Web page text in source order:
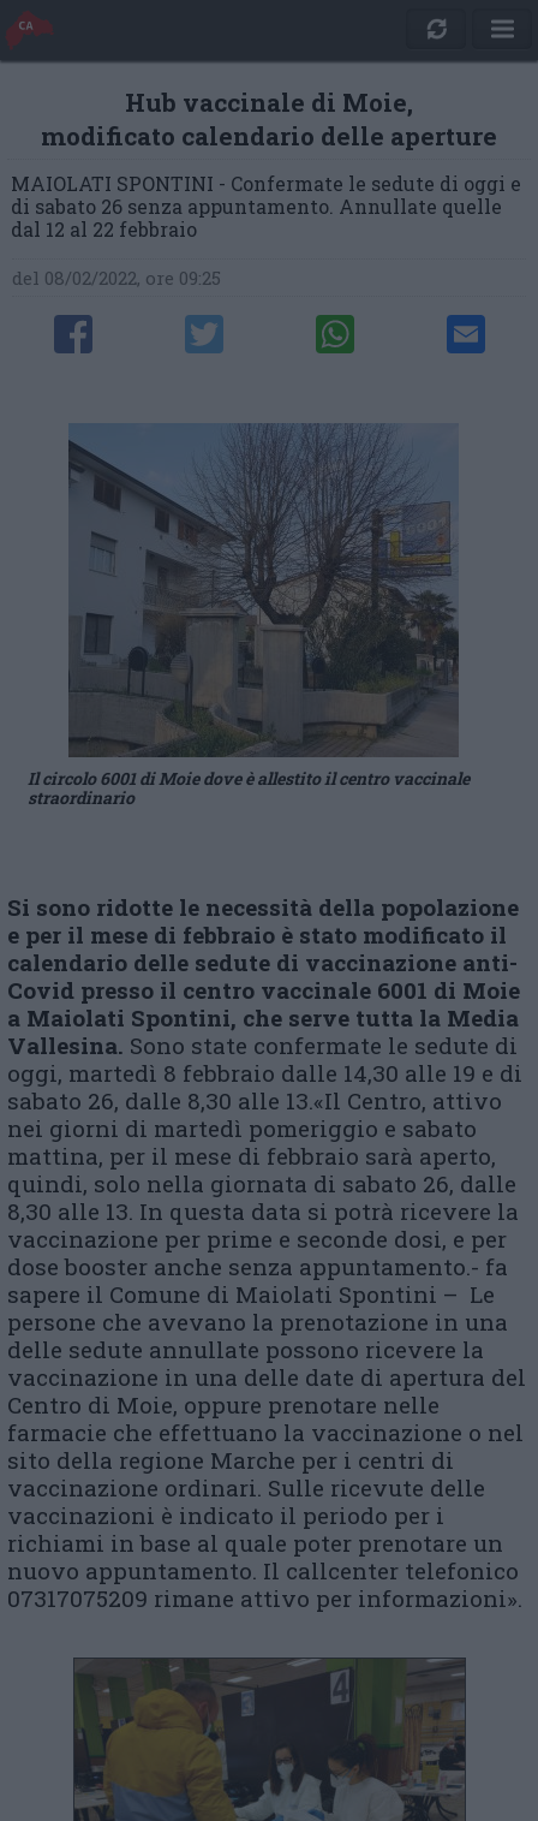
Hub vaccinale di Moie,
modificato calendario delle aperture
MAIOLATI SPONTINI - Confermate le sedute di oggi e
di sabato 26 senza appuntamento. Annullate quelle
dal 12 al 22 febbraio
del 08/02/2022, ore 09:25
Il circolo 6001 di Moie dove è allestito il centro vaccinale
straordinario
Si sono ridotte le necessità della popolazione
e per il mese di febbraio è stato modificato il
calendario delle sedute di vaccinazione anti-
Covid presso il centro vaccinale 6001 di Moie
a Maiolati Spontini, che serve tutta la Media
Vallesina. Sono state confermate le sedute di
oggi, martedì 8 febbraio dalle 14,30 alle 19 e di
sabato 26, dalle 8,30 alle 13.«Il Centro, attivo
nei giorni di martedì pomeriggio e sabato
mattina, per il mese di febbraio sarà aperto,
quindi, solo nella giornata di sabato 26, dalle
8,30 alle 13. In questa data si potrà ricevere la
vaccinazione per prime e seconde dosi, e per
dose booster anche senza appuntamento.- fa
sapere il Comune di Maiolati Spontini – Le
persone che avevano la prenotazione in una
delle sedute annullate possono ricevere la
vaccinazione in una delle date di apertura del
Centro di Moie, oppure prenotare nelle
farmacie che effettuano la vaccinazione o nel
sito della regione Marche per i centri di
vaccinazione ordinari. Sulle ricevute delle
vaccinazioni è indicato il periodo per i
richiami in base al quale poter prenotare un
nuovo appuntamento. Il callcenter telefonico
07317075209 rimane attivo per informazioni».